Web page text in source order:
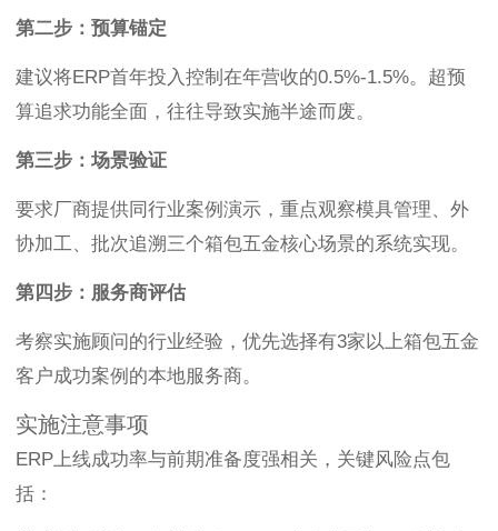
第二步：预算锚定
建议将ERP首年投入控制在年营收的0.5%-1.5%。超预
算追求功能全面，往往导致实施半途而废。
第三步：场景验证
要求厂商提供同行业案例演示，重点观察模具管理、外
协加工、批次追溯三个箱包五金核心场景的系统实现。
第四步：服务商评估
考察实施顾问的行业经验，优先选择有3家以上箱包五金
客户成功案例的本地服务商。
实施注意事项
ERP上线成功率与前期准备度强相关，关键风险点包
括：